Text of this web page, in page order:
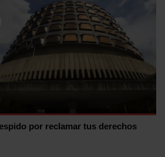
por reclamar tus derechos